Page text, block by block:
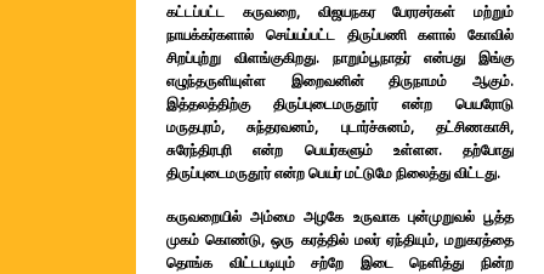
கட்டப்பட்ட கருவறை, விஜயநகர பேரரசர்கள் மற்றும்
நாயக்கர்களால் செய்யப்பட்ட திருப்பணி களால் கோவில்
சிறப்புற்று விளங்குகிறது. நாறும்பூநாதர் என்பது இங்கு
எழுந்தருளியுள்ள இறைவனின் திருநாமம் ஆகும்.
இத்தலத்திற்கு திருப்புடைமருதூர் என்ற பெயரோடு
மருதபுரம், சுந்தரவனம், புடார்ச்சுனம், தட்சிணகாசி,
சுரேந்திரபுரி என்ற பெயர்களும் உள்ளன. தற்போது
திருப்புடைமருதூர் என்ற பெயர் மட்டுமே நிலைத்து விட்டது.
கருவறையில் அம்மை அழகே உருவாக புன்முறுவல் பூத்த
முகம் கொண்டு, ஒரு கரத்தில் மலர் ஏந்தியும், மறுகரத்தை
தொங்க விட்டபடியும் சற்றே இடை நெளித்து நின்ற